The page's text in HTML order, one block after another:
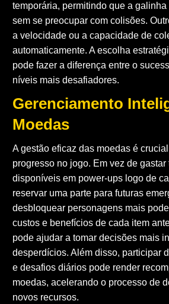
temporária, permitindo que a
sem se preocupar com colisões.
a velocidade ou a capacidade de
automaticamente. A escolha
pode fazer a diferença entre o
níveis mais desafiadores.
Gerenciamento
Moedas
A gestão eficaz das moedas é
progresso no jogo. Em vez de
disponíveis em power-ups logo de
reservar uma parte para futuras
desbloquear personagens mais
custos e benefícios de cada item
pode ajudar a tomar decisões mais
desperdícios. Além disso, participar
e desafios diários pode render
moedas, acelerando o processo de
novos recursos.